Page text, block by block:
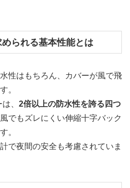
られる基本性能とは
性はもちろん、カバーが風で飛
。
、 2倍以上の防水性を誇る四つ
でもズレにくい伸縮十字バック
。
で夜間の安全も考慮されていま